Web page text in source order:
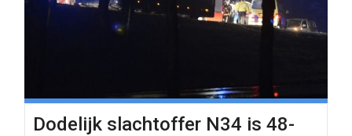
Dodelijk slachtoffer N34 is 48-